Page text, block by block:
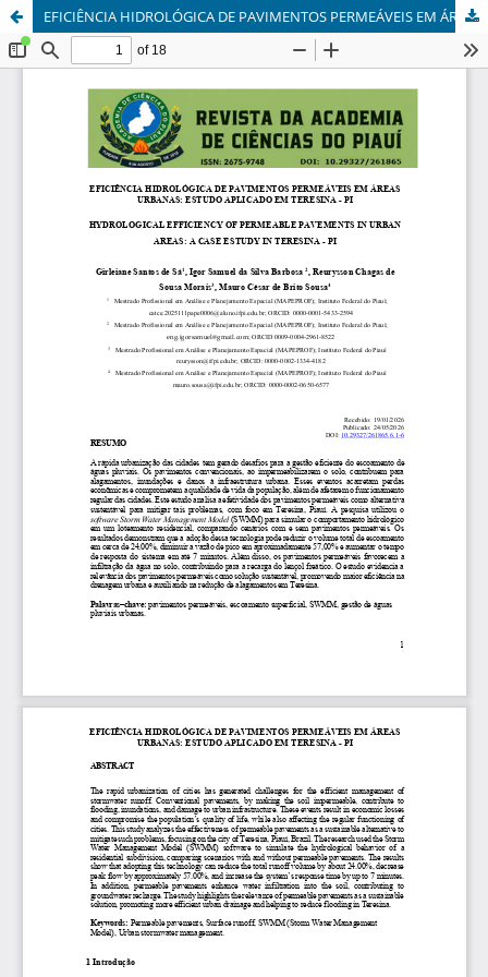
EFICIÊNCIA HIDROLÓGICA DE PAVIMENTOS PERMEÁVEIS EM ÁREAS URBANAS: ESTUDO APLICADO EM TERESINA - PI